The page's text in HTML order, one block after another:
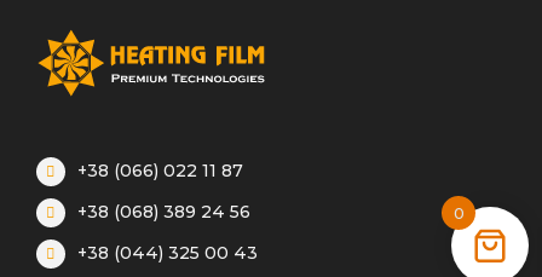
+38 (066) 022 11 87
+38 (068) 389 24 56
+38 (044) 325 00 43
0